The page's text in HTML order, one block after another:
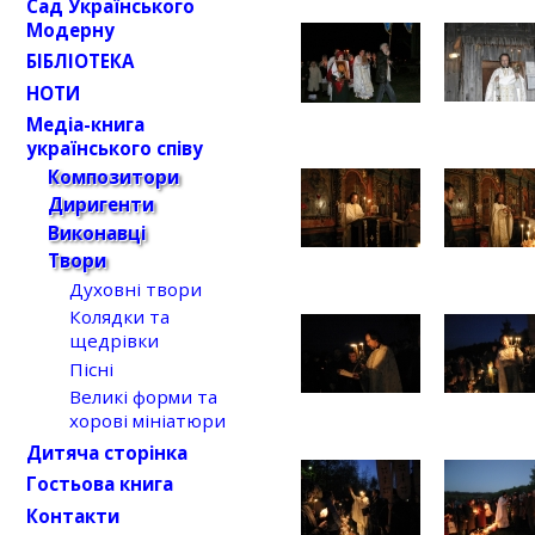
Сад Українського
Модерну
БІБЛІОТЕКА
НОТИ
Медіа-книга
українського співу
Композитори
Диригенти
Виконавці
Твори
Духовні твори
Колядки та
щедрівки
Пісні
Великі форми та
хорові мініатюри
Дитяча сторінка
Гостьова книга
Контакти